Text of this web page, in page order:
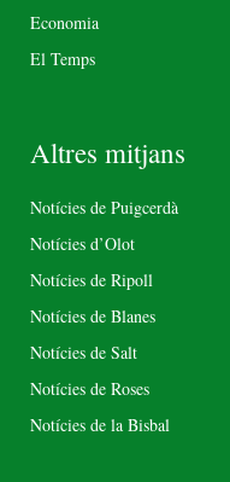
Economia
El Temps
Altres mitjans
Notícies de Puigcerdà
Notícies d’Olot
Notícies de Ripoll
Notícies de Blanes
Notícies de Salt
Notícies de Roses
Notícies de la Bisbal